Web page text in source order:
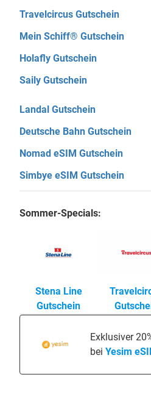
Travelcircus Gutschein
Mein Schiff® Gutschein
Holafly Gutschein
Saily Gutschein
Landal Gutschein
Deutsche Bahn Gutschein
Nomad eSIM Gutschein
Simbye eSIM Gutschein
Sommer-Specials:
Stena Line
Gutschein
Exklusiver
bei Yesim